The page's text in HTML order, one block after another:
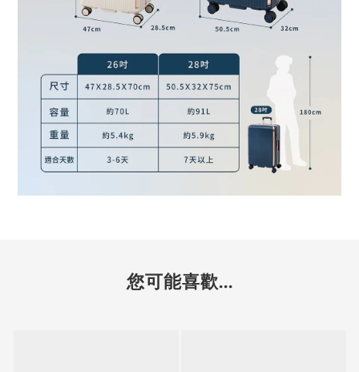
您可能喜歡...